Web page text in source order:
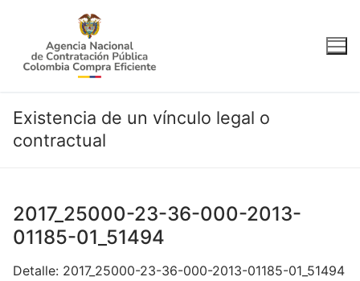
contenido
Existencia de un vínculo legal o
contractual
2017_25000-23-36-000-2013-
01185-01_51494
Detalle: 2017_25000-23-36-000-2013-01185-01_51494